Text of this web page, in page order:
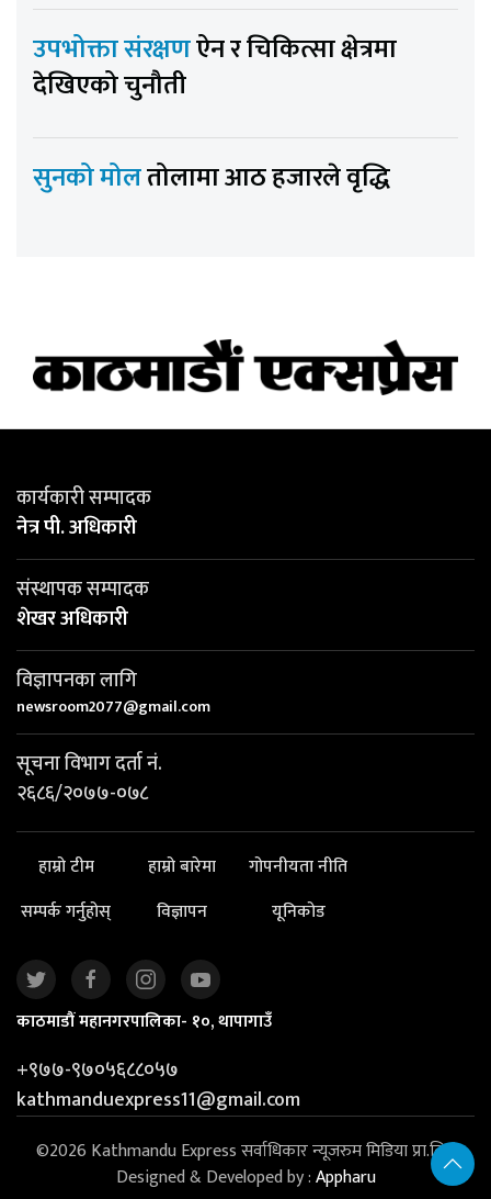
उपभोक्ता संरक्षणऐन र चिकित्सा क्षेत्रमा
देखिएको चुनौती
सुनको मोलतोलामा आठ हजारले वृद्धि
कार्यकारी सम्पादक
नेत्र पी. अधिकारी
संस्थापक सम्पादक
शेखर अधिकारी
विज्ञापनका लागि
newsroom2077@gmail.com
सूचना विभाग दर्ता नं.
२६८६/२०७७-०७८
हाम्रो टीम हाम्रो बारेमा
गोपनीयता नीति
सम्पर्क गर्नुहोस्
विज्ञापन यूनिकोड
काठमाडौं महानगरपालिका- १०, थापागाउँ
+९७७-९७०५६८८०५७
kathmanduexpress11@gmail.com
©2026 Kathmandu Express सर्वाधिकार न्यूजरुम मिडिया प्रा.लि. |
Designed & Developed by :Appharu